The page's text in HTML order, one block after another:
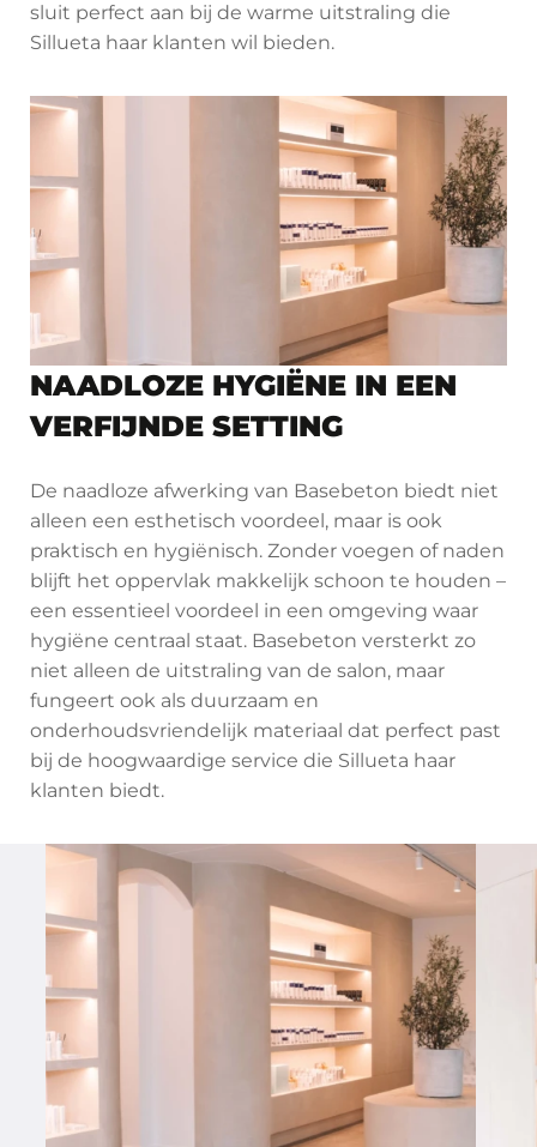
sluit perfect aan bij de warme uitstraling die
Sillueta haar klanten wil bieden.
NAADLOZE HYGIËNE IN EEN
VERFIJNDE SETTING
De naadloze afwerking van Basebeton biedt niet
alleen een esthetisch voordeel, maar is ook
praktisch en hygiënisch. Zonder voegen of naden
blijft het oppervlak makkelijk schoon te houden –
een essentieel voordeel in een omgeving waar
hygiëne centraal staat. Basebeton versterkt zo
niet alleen de uitstraling van de salon, maar
fungeert ook als duurzaam en
onderhoudsvriendelijk materiaal dat perfect past
bij de hoogwaardige service die Sillueta haar
klanten biedt.